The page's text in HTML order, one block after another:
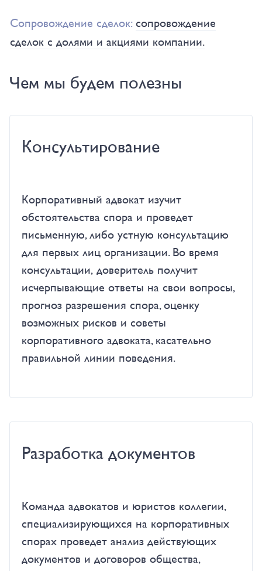
Сопровождение сделок: сопровождение
сделок с долями и акциями компании.
Чем мы будем полезны
Консультирование
Корпоративный адвокат изучит
обстоятельства спора и проведет
письменную, либо устную консультацию
для первых лиц организации. Во время
консультации, доверитель получит
исчерпывающие ответы на свои вопросы,
прогноз разрешения спора, оценку
возможных рисков и советы
корпоративного адвоката, касательно
правильной линии поведения.
Разработка документов
Команда адвокатов и юристов коллегии,
специализирующихся на корпоративных
спорах проведет анализ действующих
документов и договоров общества,